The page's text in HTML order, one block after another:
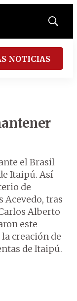
Mostrar
NOTICIAS
el Brasil
Itaipú. Así
de
Acevedo, tras
Alberto
este
creación de
de Itaipú.